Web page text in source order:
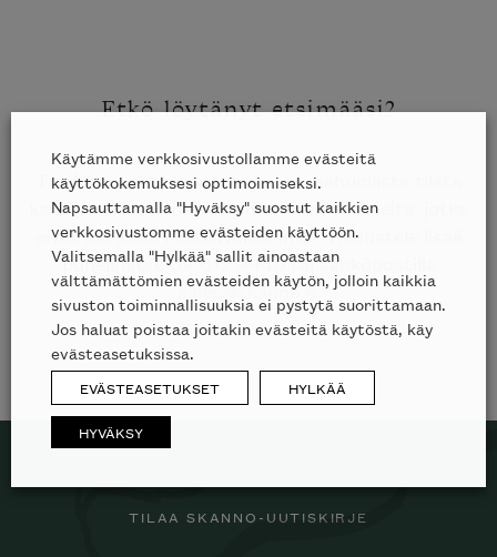
Etkö löytänyt etsimääsi?
Tiesithän, että kauttamme on mahdollista tilata
kaikkien edustamiemme merkkien tuotteita, jotka
eivät ole esillä nettisivuillamme? Tiedustele lisää
puhelimitse09 612 9440tai sähköpostilla
sales@skanno.fi.
TILAA SKANNO-UUTISKIRJE
Käytämme verkkosivustollamme evästeitä
käyttökokemuksesi optimoimiseksi.
Napsauttamalla "Hyväksy" suostut kaikkien
verkkosivustomme evästeiden käyttöön.
Valitsemalla "Hylkää" sallit ainoastaan
välttämättömien evästeiden käytön, jolloin kaikkia
sivuston toiminnallisuuksia ei pystytä suorittamaan.
Jos haluat poistaa joitakin evästeitä käytöstä, käy
evästeasetuksissa.
EVÄSTEASETUKSET HYLKÄÄ
HYVÄKSY